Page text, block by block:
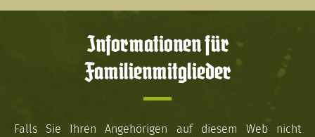
Informationen für
Familienmitglieder
Falls Sie Ihren Angehörigen auf diesem Web nicht